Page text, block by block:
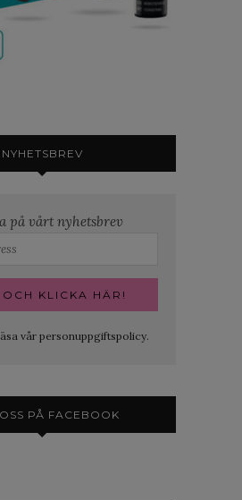
NYHETSBREV
på vårt nyhetsbrev
vår personuppgiftspolicy.
PÅ FACEBOOK